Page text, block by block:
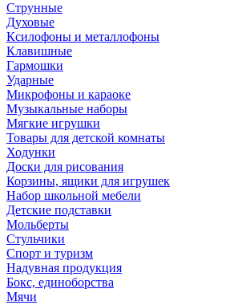
Струнные
Духовые
Ксилофоны и металлофоны
Клавишные
Гармошки
Ударные
Микрофоны и караоке
Музыкальные наборы
Мягкие игрушки
Товары для детской комнаты
Ходунки
Доски для рисования
Корзины, ящики для игрушек
Набор школьной мебели
Детские подставки
Мольберты
Стульчики
Спорт и туризм
Надувная продукция
Бокс, единоборства
Мячи